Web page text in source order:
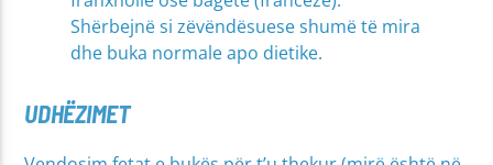
Shërbejnë si zëvëndësuese shumë të mira
dhe buka normale apo dietike.
UDHËZIMET